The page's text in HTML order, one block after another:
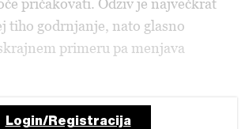
pričakovati. Odziv je največkrat
tiho godrnjanje, nato glasno
primeru pa menjava
Login/Registracija